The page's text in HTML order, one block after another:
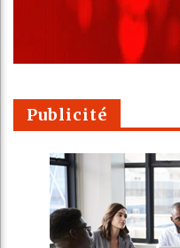
Publicité